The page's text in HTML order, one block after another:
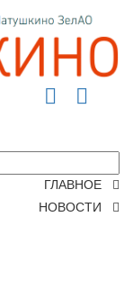
ГЛАВНОЕ
НОВОСТИ